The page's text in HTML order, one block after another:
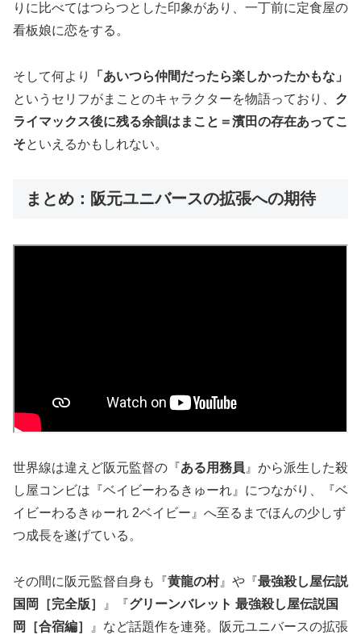
りに比べてはつらつとした印象があり、一丁前に定食屋の
看板娘に恋をする。
そして何より
「あいつら仲間だったら楽しかったかもな」
というセリフがまことのキャラクターを物語っており、 ク
ライマックス後に残る余韻はまこと＝濱田の存在あってこ
そといえるかもしれない。
まとめ：阪元ユニバースの拡張への期待
世界線は違えど阪元監督の『ある用務員 』から派生した殺
し屋コンビは『ベイビーわるきゅーれ』につながり、『ベ
イビーわるきゅーれ 2ベイビー』へ至るまでほんの少しず
つ成長を遂げている。
その間に阪元監督自身も『黄龍の村』や『最強殺し屋伝説
国岡［完全版］
』『グリーンバレット 最強殺し屋伝説国
岡［合宿編］
』など話題作を連発。阪元ユニバースの拡張